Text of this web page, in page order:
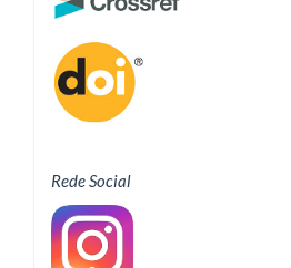
Rede Social